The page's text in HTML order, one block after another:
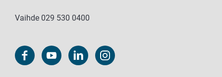
Vaihde 029 530 0400